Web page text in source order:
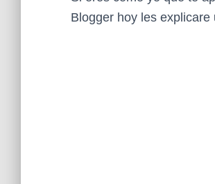
Blogger hoy les